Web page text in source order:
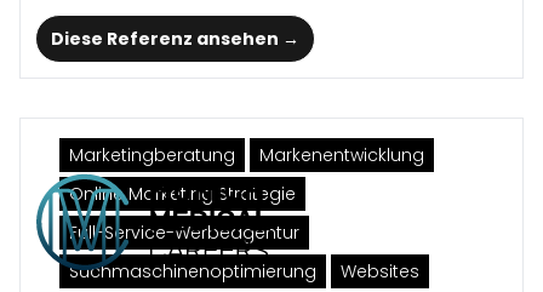
Diese Referenz ansehen →
Marketingberatung
Marken­entwicklung
Online Marketing Strategie
Full-Service-Werbeagentur
Suchmaschinenoptimierung
Websites